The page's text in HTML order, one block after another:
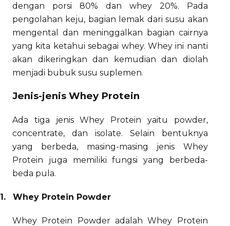
dengan porsi 80% dan whey 20%. Pada
pengolahan keju, bagian lemak dari susu akan
mengental dan meninggalkan bagian cairnya
yang kita ketahui sebagai whey. Whey ini nanti
akan dikeringkan dan kemudian dan diolah
menjadi bubuk susu suplemen.
Jenis-jenis Whey Protein
Ada tiga jenis Whey Protein yaitu powder,
concentrate, dan isolate. Selain bentuknya
yang berbeda, masing-masing jenis Whey
Protein juga memiliki fungsi yang berbeda-
beda pula.
1. Whey Protein Powder
Whey Protein Powder adalah Whey Protein